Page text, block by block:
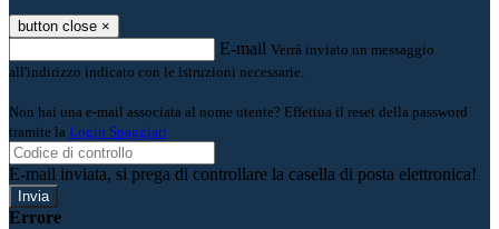
button close ×
E-mail Verrà inviato un messaggio
all'indirizzo indicato con le istruzioni necessarie.
Non hai una e-mail associata al nome utente? Effettua il reset della password
tramite la Login Spaggiari
E-mail inviata, si prega di controllare la casella di posta elettronica!
Errore